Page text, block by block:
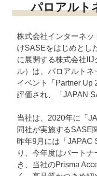
パロアルト
株式会社インターネッ
けSASEをはじめとし
に展開する株式会社
ル）は、パロアルト
イベント「Partner Up
評価され、「JAPAN
当社は、2020年に「
同社が実施するSASE
昨年9月には「JAPAC
り、今年度はパート
き、当社のPrisma